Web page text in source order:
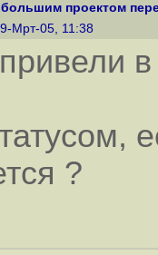
проектом
Мрт-05, 11:38
?